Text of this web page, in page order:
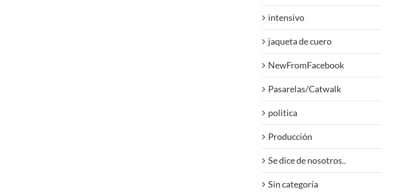
intensivo
jaqueta de cuero
NewFromFacebook
Pasarelas/Catwalk
politica
Producción
Se dice de nosotros..
Sin categoría